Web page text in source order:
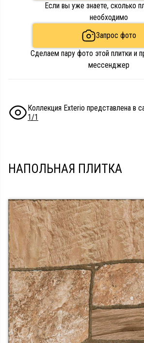
Если вы уже знаете, сколько
необходимо
Запрос фото
Сделаем пару фото этой плитки и
мессенджер
Коллекция Exterio представлена в
1/1
НАПОЛЬНАЯ ПЛИТКА